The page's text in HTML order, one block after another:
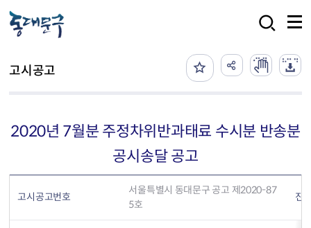
고시공고
2020년 7월분 주정차위반과태료 수시분 반송분
공시송달 공고
고시공고번호
서울특별시 동대문구 공고 제2020-87
5호
진